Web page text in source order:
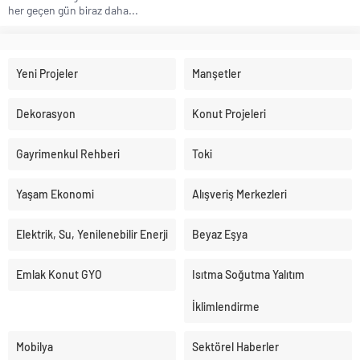
her geçen gün biraz daha...
Yeni Projeler Manşetler
Dekorasyon Konut Projeleri
Gayrimenkul Rehberi Toki
Yaşam Ekonomi Alışveriş Merkezleri
Elektrik, Su, Yenilenebilir Enerji Beyaz Eşya
Emlak Konut GYO Isıtma Soğutma Yalıtım
İklimlendirme
Mobilya Sektörel Haberler